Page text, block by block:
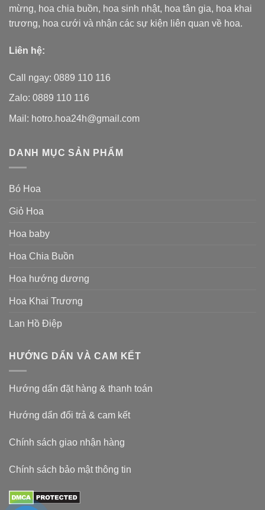
mừng, hoa chia buồn, hoa sinh nhật, hoa tân gia, hoa khai
trương, hoa cưới và nhận các sự kiện liên quan về hoa.
Liên hệ:
Call ngay: 0889 110 116
Zalo: 0889 110 116
Mail: hotro.hoa24h@gmail.com
DANH MỤC SẢN PHẨM
Bó Hoa
Giỏ Hoa
Hoa baby
Hoa Chia Buồn
Hoa hướng dương
Hoa Khai Trương
Lan Hồ Điệp
HƯỚNG DẨN VÀ CAM KẾT
Hướng dẩn đặt hàng & thanh toán
Hướng dẩn đổi trả & cam kết
Chính sách giao nhận hàng
Chính sách bảo mật thông tin